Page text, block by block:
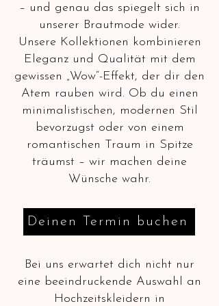
– und genau das spiegelt sich in
unserer Brautmode wider.
Unsere Kollektionen kombinieren
Eleganz und Qualität mit dem
gewissen „Wow“-Effekt, der dir den
Atem rauben wird. Ob du einen
minimalistischen, modernen Stil
bevorzugst oder von einem
romantischen Traum in Spitze
träumst – wir machen deine
Wünsche wahr.
Bei uns erwartet dich nicht nur
eine beeindruckende Auswahl an
Hochzeitskleidern in
Deinen Termin buchen